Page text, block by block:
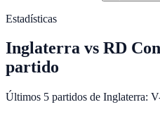
Estadísticas
Inglaterra vs RD
partido
Últimos 5 partidos de Inglaterra: